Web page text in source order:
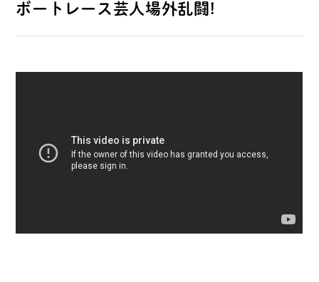
ボートレース芸人場外乱闘!